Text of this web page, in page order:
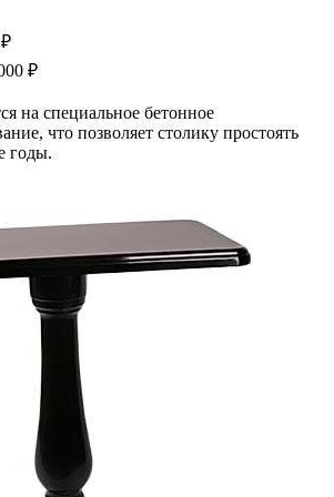
₽
на специальное бетонное
что позволяет столику простоять
годы.